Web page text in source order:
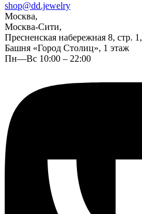
shop@dd.jewelry
Москва,
Москва-Сити,
Пресненская набережная 8, стр. 1,
Башня «Город Столиц», 1 этаж
Пн—Вс 10:00 – 22:00